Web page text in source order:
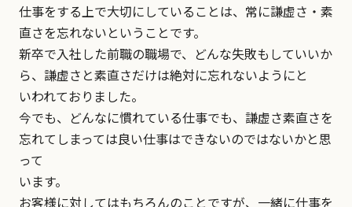
仕事をする上で大切にしていることは、常に謙虚さ・素
直さを忘れないということです。
新卒で入社した前職の職場で、どんな失敗もしていいか
ら、謙虚さと素直さだけは絶対に忘れないようにと
いわれておりました。
今でも、どんなに慣れている仕事でも、謙虚さ素直さを
忘れてしまっては良い仕事はできないのではないかと思
って
います。
お客様に対してはもちろんのことですが、一緒に仕事を